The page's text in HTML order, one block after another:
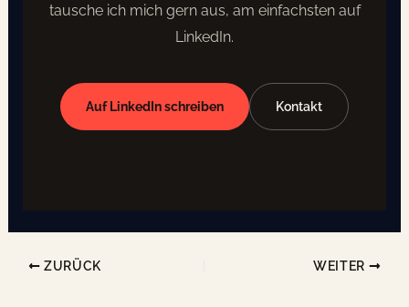
tausche ich mich gern aus, am einfachsten auf
LinkedIn.
Auf LinkedIn schreiben Kontakt
ZURÜCK WEITER